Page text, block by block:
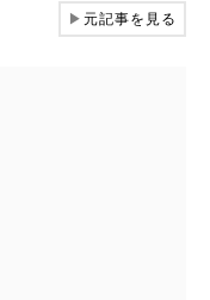
▶元記事を見る